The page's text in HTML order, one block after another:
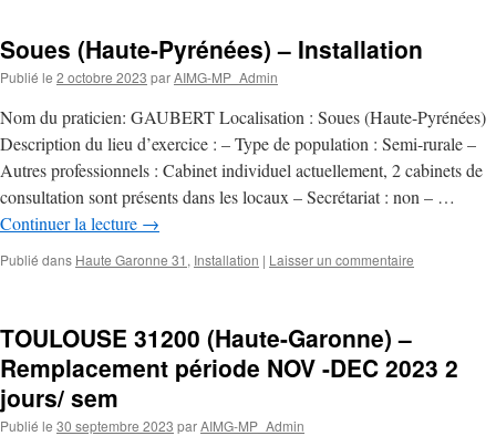
Soues (Haute-Pyrénées) – Installation
Publié le 2 octobre 2023 parAIMG-MP_Admin
Nom du praticien: GAUBERT Localisation : Soues (Haute-Pyrénées)
Description du lieu d’exercice : – Type de population : Semi-rurale –
Autres professionnels : Cabinet individuel actuellement, 2 cabinets de
consultation sont présents dans les locaux – Secrétariat : non – …
Continuer la lecture →
Publié dans Haute Garonne 31 , Installation | Laisser un commentaire
TOULOUSE 31200 (Haute-Garonne) –
Remplacement période NOV -DEC 2023 2
jours/ sem
Publié le 30 septembre 2023 parAIMG-MP_Admin